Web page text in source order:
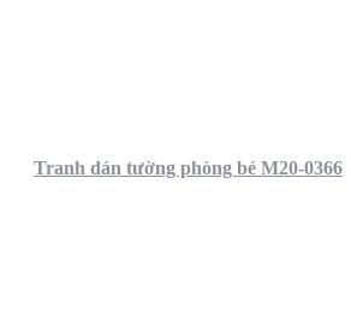
Tranh dán tường phòng bé M20-0366